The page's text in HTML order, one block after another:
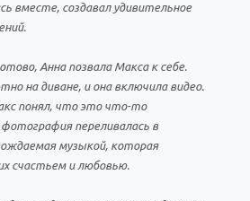
вместе, создавал удивительное
Анна позвала Макса к себе.
на диване, и она включила видео.
понял, что это что-то
переливалась в
музыкой, которая
счастьем и любовью.